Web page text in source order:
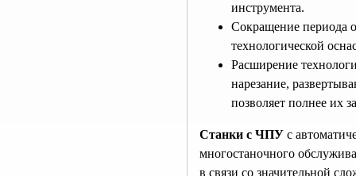
инструмента.
Сокращение периода
технологической
Расширение
нарезание,
позволяет полнее их
Станки с ЧПУ с
многостаночного
в связи со значительной